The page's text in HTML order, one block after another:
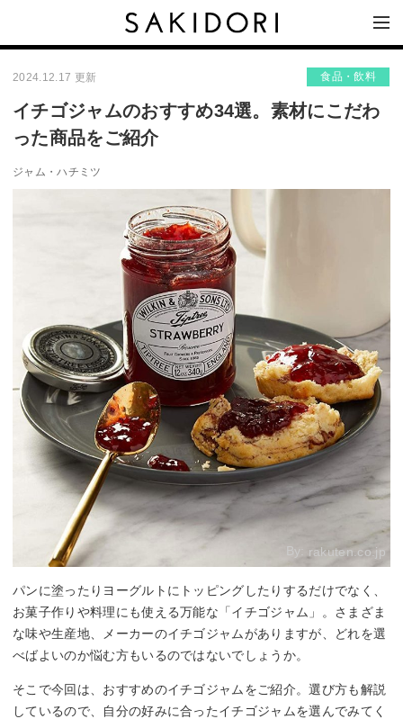
2024.12.17 更新 食品・飲料
イチゴジャムのおすすめ34選。素材にこだわ
った商品をご紹介
ジャム・ハチミツ
By: rakuten.co.jp
パンに塗ったりヨーグルトにトッピングしたりするだけでなく、
お菓子作りや料理にも使える万能な「イチゴジャム」。さまざま
な味や生産地、メーカーのイチゴジャムがありますが、どれを選
べばよいのか悩む方もいるのではないでしょうか。
そこで今回は、おすすめのイチゴジャムをご紹介。選び方も解説
しているので、自分の好みに合ったイチゴジャムを選んでみてく